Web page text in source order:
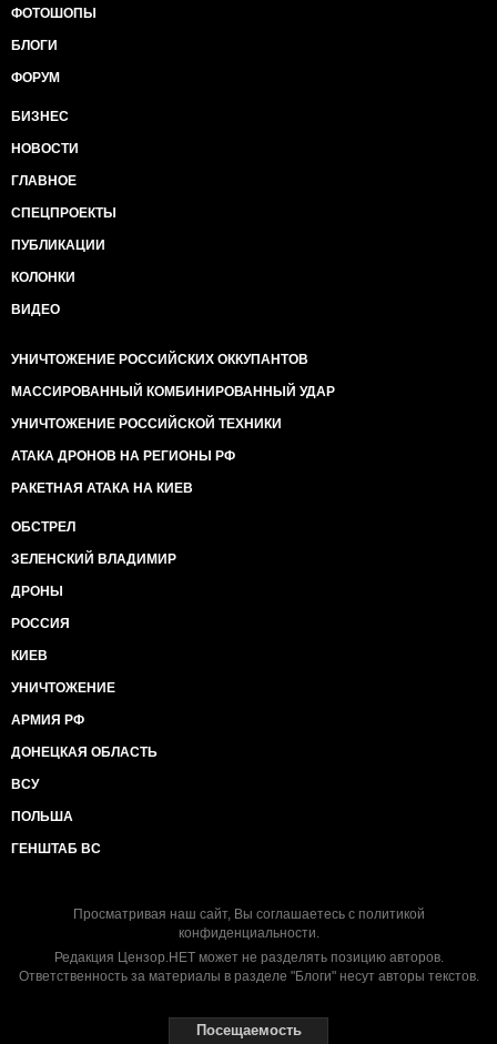
ФОТОШОПЫ
БЛОГИ
ФОРУМ
БИЗНЕС
НОВОСТИ
ГЛАВНОЕ
СПЕЦПРОЕКТЫ
ПУБЛИКАЦИИ
КОЛОНКИ
ВИДЕО
УНИЧТОЖЕНИЕ РОССИЙСКИХ ОККУПАНТОВ
МАССИРОВАННЫЙ КОМБИНИРОВАННЫЙ УДАР
УНИЧТОЖЕНИЕ РОССИЙСКОЙ ТЕХНИКИ
АТАКА ДРОНОВ НА РЕГИОНЫ РФ
РАКЕТНАЯ АТАКА НА КИЕВ
ОБСТРЕЛ
ЗЕЛЕНСКИЙ ВЛАДИМИР
ДРОНЫ
РОССИЯ
КИЕВ
УНИЧТОЖЕНИЕ
АРМИЯ РФ
ДОНЕЦКАЯ ОБЛАСТЬ
ВСУ
ПОЛЬША
ГЕНШТАБ ВС
Просматривая наш сайт, Вы соглашаетесь с политикой
конфиденциальности.
Редакция Цензор.НЕТ может не разделять позицию авторов.
Ответственность за материалы в разделе "Блоги" несут авторы текстов.
Посещаемость